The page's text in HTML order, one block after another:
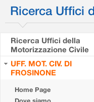
Ricerca Uffici
Ricerca Uffici della
Motorizzazione Civile
UFF. MOT. CIV. DI
FROSINONE
Home Page